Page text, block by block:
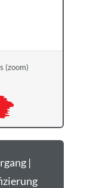
(zoom)
|